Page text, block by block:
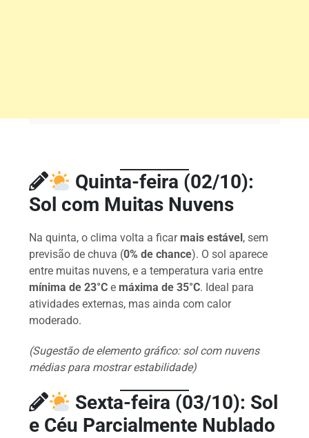
Quinta-feira (02/10):
Sol com Muitas Nuvens
Na quinta, o clima volta a ficar mais estável , sem
previsão de chuva (0% de chance). O sol aparece
entre muitas nuvens, e a temperatura varia entre
mínima de 23°C e máxima de 35°C. Ideal para
atividades externas, mas ainda com calor
moderado.
(Sugestão de elemento gráfico: sol com nuvens
médias para mostrar estabilidade)
Sexta-feira (03/10): Sol
e Céu Parcialmente Nublado